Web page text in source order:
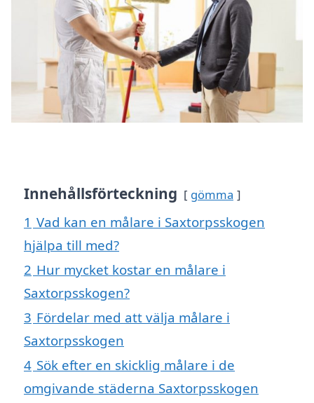
Innehållsförteckning gömma
1 Vad kan en målare i Saxtorpsskogen
hjälpa till med?
2 Hur mycket kostar en målare i
Saxtorpsskogen?
3 Fördelar med att välja målare i
Saxtorpsskogen
4 Sök efter en skicklig målare i de
omgivande städerna Saxtorpsskogen